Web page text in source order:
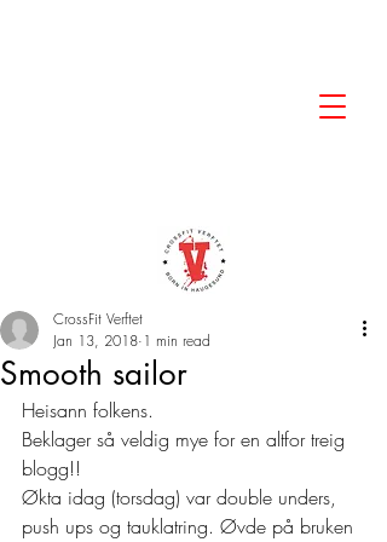
Smooth sailor
CrossFit Verftet
Jan 13, 2018 1 min read
Heisann folkens.
Beklager så veldig mye for en altfor treig
blogg!!
Økta idag (torsdag) var double unders,
push ups og tauklatring. Øvde på bruken